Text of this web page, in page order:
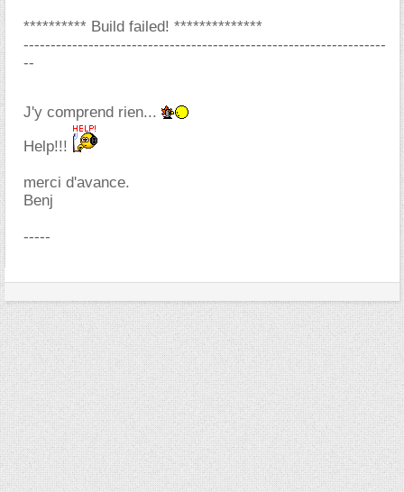
********** Build failed! **************
-------------------------------------------------------------------
--
J'y comprend rien...
Help!!!
merci d'avance.
Benj
-----